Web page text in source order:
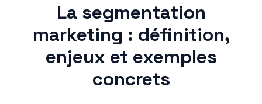
La segmentation
marketing : définition,
enjeux et exemples
concrets